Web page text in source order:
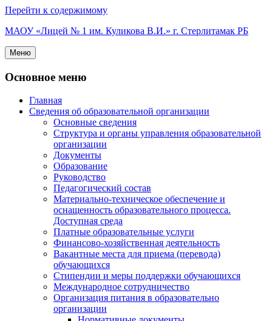
Перейти к содержимому
МАОУ «Лицей № 1 им. Куликова В.И.» г. Стерлитамак РБ
Меню
Основное меню
Главная
Сведения об образовательной организации
Основные сведения
Структура и органы управления образовательной
организации
Документы
Образование
Руководство
Педагогический состав
Материально-техническое обеспечение и
оснащенность образовательного процесса.
Доступная среда
Платные образовательные услуги
Финансово-хозяйственная деятельность
Вакантные места для приема (перевода)
обучающихся
Стипендии и меры поддержки обучающихся
Международное сотрудничество
Организация питания в образовательно
организации